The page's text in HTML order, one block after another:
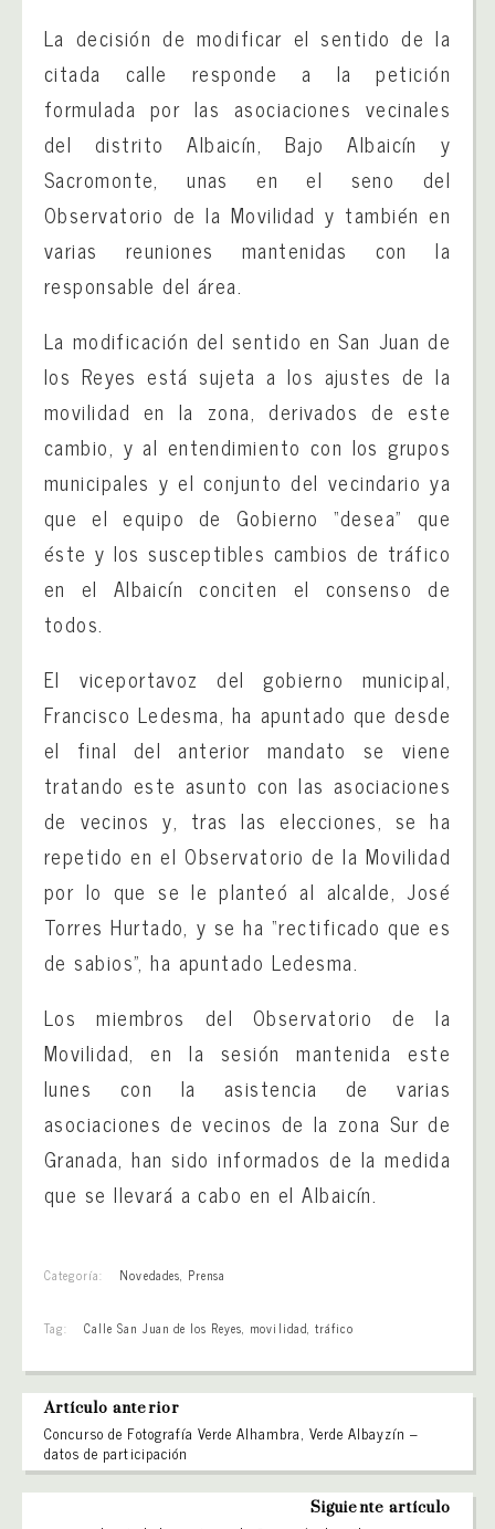
La decisión de modificar el sentido de la
citada calle responde a la petición
formulada por las asociaciones vecinales
del distrito Albaicín, Bajo Albaicín y
Sacromonte, unas en el seno del
Observatorio de la Movilidad y también en
varias reuniones mantenidas con la
responsable del área.
La modificación del sentido en San Juan de
los Reyes está sujeta a los ajustes de la
movilidad en la zona, derivados de este
cambio, y al entendimiento con los grupos
municipales y el conjunto del vecindario ya
que el equipo de Gobierno “desea” que
éste y los susceptibles cambios de tráfico
en el Albaicín conciten el consenso de
todos.
El viceportavoz del gobierno municipal,
Francisco Ledesma, ha apuntado que desde
el final del anterior mandato se viene
tratando este asunto con las asociaciones
de vecinos y, tras las elecciones, se ha
repetido en el Observatorio de la Movilidad
por lo que se le planteó al alcalde, José
Torres Hurtado, y se ha “rectificado que es
de sabios”, ha apuntado Ledesma.
Los miembros del Observatorio de la
Movilidad, en la sesión mantenida este
lunes con la asistencia de varias
asociaciones de vecinos de la zona Sur de
Granada, han sido informados de la medida
que se llevará a cabo en el Albaicín.
Categoría: Novedades, Prensa
Tag: Calle San Juan de los Reyes, movilidad, tráfico
Artículo anterior
Concurso de Fotografía Verde Alhambra, Verde Albayzín –
datos de participación
Siguiente artículo